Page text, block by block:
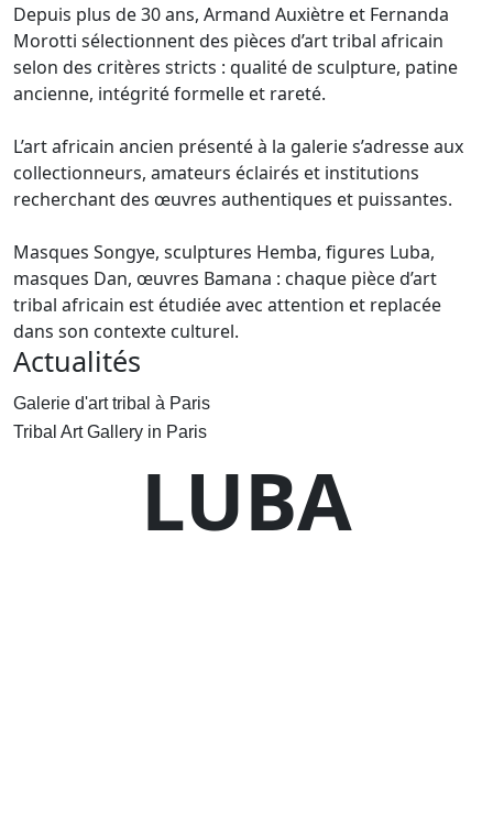
Depuis plus de 30 ans, Armand Auxiètre et Fernanda
Morotti sélectionnent des pièces d’art tribal africain
selon des critères stricts : qualité de sculpture, patine
ancienne, intégrité formelle et rareté.
L’art africain ancien présenté à la galerie s’adresse aux
collectionneurs, amateurs éclairés et institutions
recherchant des œuvres authentiques et puissantes.
Masques Songye, sculptures Hemba, figures Luba,
masques Dan, œuvres Bamana : chaque pièce d’art
tribal africain est étudiée avec attention et replacée
dans son contexte culturel.
Actualités
Galerie d'art tribal à Paris
Tribal Art Gallery in Paris
LUBA